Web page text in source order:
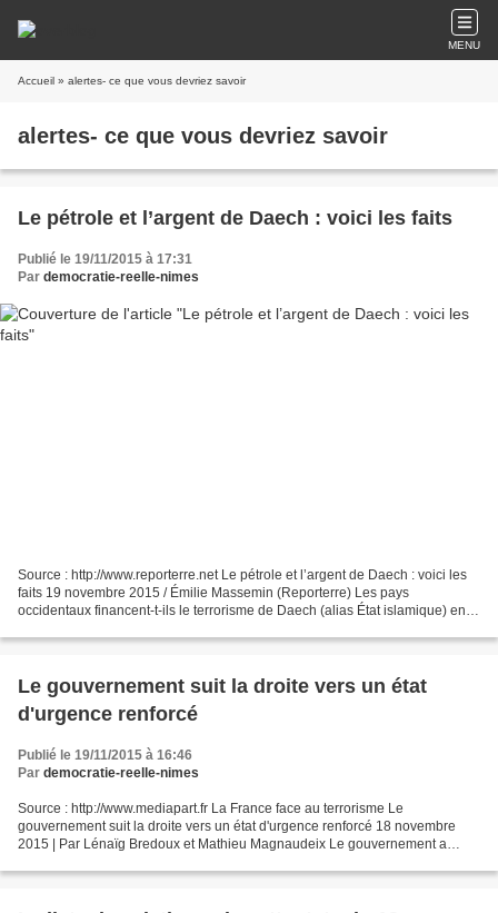
MENU
Accueil » alertes- ce que vous devriez savoir
alertes- ce que vous devriez savoir
Le pétrole et l’argent de Daech : voici les faits
Publié le 19/11/2015 à 17:31
Par democratie-reelle-nimes
Source : http://www.reporterre.net Le pétrole et l’argent de Daech : voici les
faits 19 novembre 2015 / Émilie Massemin (Reporterre) Les pays
occidentaux financent-t-ils le terrorisme de Daech (alias État islamique) en
Le gouvernement suit la droite vers un état
d'urgence renforcé
Publié le 19/11/2015 à 16:46
Par democratie-reelle-nimes
Source : http://www.mediapart.fr La France face au terrorisme Le
gouvernement suit la droite vers un état d'urgence renforcé 18 novembre
2015 | Par Lénaïg Bredoux et Mathieu Magnaudeix Le gouvernement a